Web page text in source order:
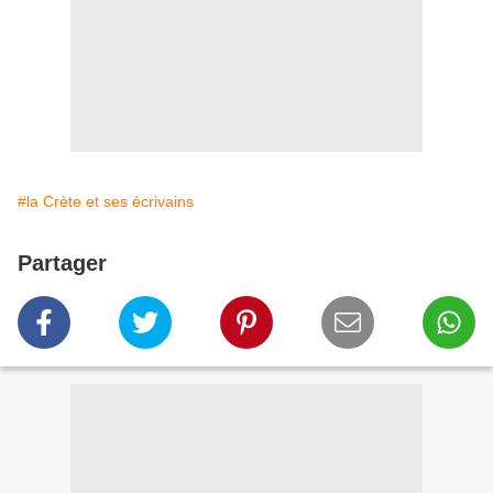
#la Crète et ses écrivains
Partager